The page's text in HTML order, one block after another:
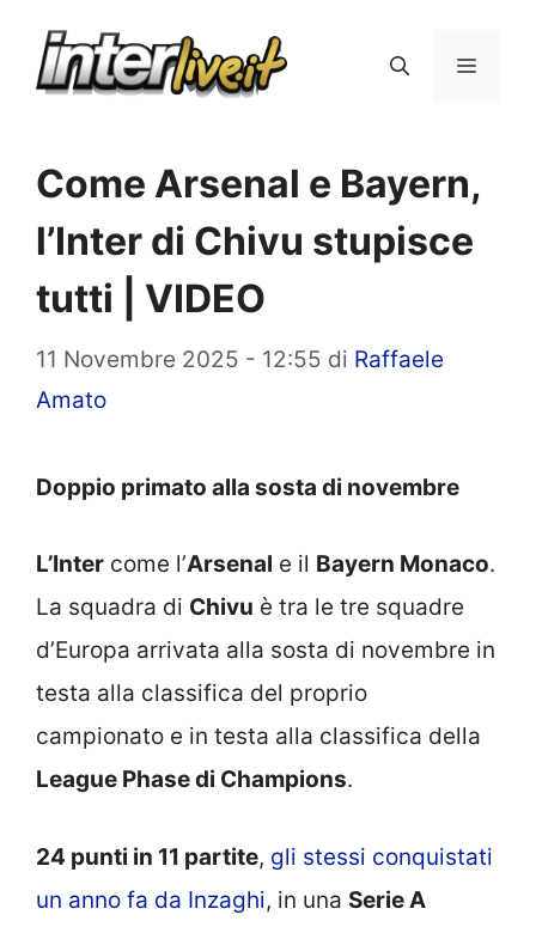
Menu
Come Arsenal e Bayern,
l’Inter di Chivu stupisce
tutti | VIDEO
11 Novembre 2025 - 12:55 di Raffaele
Amato
Doppio primato alla sosta di novembre
L’Inter come l’Arsenal e il Bayern Monaco.
La squadra di Chivu è tra le tre squadre
d’Europa arrivata alla sosta di novembre in
testa alla classifica del proprio
campionato e in testa alla classifica della
League Phase di Champions.
24 punti in 11 partite, gli stessi conquistati
un anno fa da Inzaghi, in una Serie A